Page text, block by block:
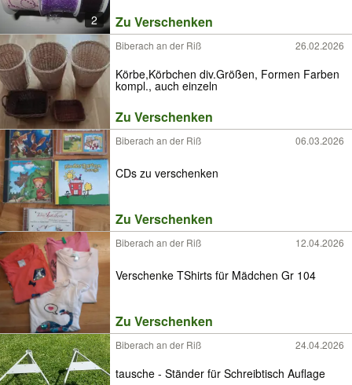
2 Zu Verschenken
Biberach an der Riß 26.02.2026
Körbe,Körbchen div.Größen, Formen Farben
kompl., auch einzeln
Zu Verschenken
Biberach an der Riß 06.03.2026
CDs zu verschenken
Zu Verschenken
Biberach an der Riß 12.04.2026
Verschenke TShirts für Mädchen Gr 104
Zu Verschenken
Biberach an der Riß 24.04.2026
tausche - Ständer für Schreibtisch Auflage